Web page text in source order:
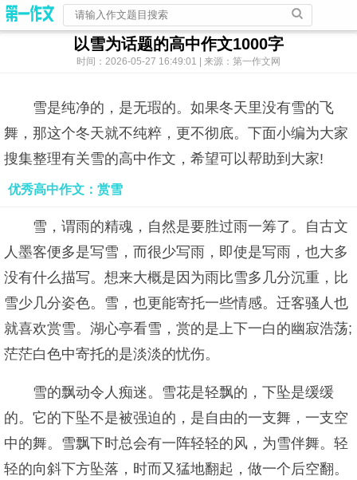
以雪为话题的高中作文1000字
时间：2026-05-27 16:49:01 | 来源：第一作文网
雪是纯净的，是无瑕的。如果冬天里没有雪的飞
舞，那这个冬天就不纯粹，更不彻底。下面小编为大家
搜集整理有关雪的高中作文，希望可以帮助到大家!
优秀高中作文：赏雪
雪，谓雨的精魂，自然是要胜过雨一筹了。自古文
人墨客便多是写雪，而很少写雨，即使是写雨，也大多
没有什么描写。想来大概是因为雨比雪多几分沉重，比
雪少几分姿色。雪，也更能寄托一些情感。迁客骚人也
就喜欢赏雪。湖心亭看雪，赏的是上下一白的幽寂浩荡;
茫茫白色中寄托的是淡淡的忧伤。
雪的飘动令人痴迷。雪花是轻飘的，下坠是缓缓
的。它的下坠不是被强迫的，是自由的一支舞，一支空
中的舞。雪飘下时总会有一阵轻轻的风，为雪伴舞。轻
轻的向斜下方坠落，时而又猛地翻起，做一个后空翻。